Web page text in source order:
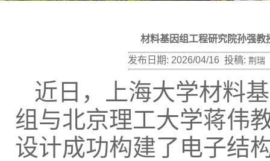
材料基因组工程研究院孙强
发布日期: 2026/04/16 投稿: 荆瑞
近日，上海大学材料
组与北京理工大学蒋伟
设计成功构建了电子结